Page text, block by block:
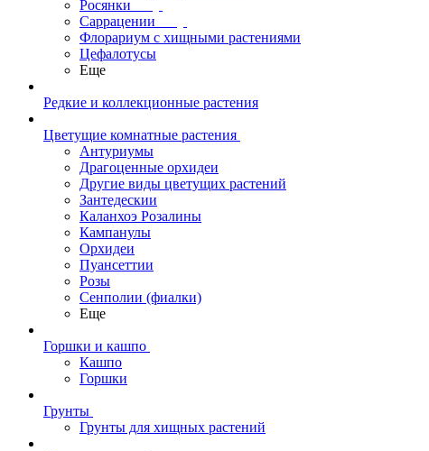
Росянки
Саррацении
Флорариум с хищными растениями
Цефалотусы
Еще
Редкие и коллекционные растения
Цветущие комнатные растения
Антуриумы
Драгоценные орхидеи
Другие виды цветущих растений
Зантедескии
Каланхоэ Розалины
Кампанулы
Орхидеи
Пуансеттии
Розы
Сенполии (фиалки)
Еще
Горшки и кашпо
Кашпо
Горшки
Грунты
Грунты для хищных растений